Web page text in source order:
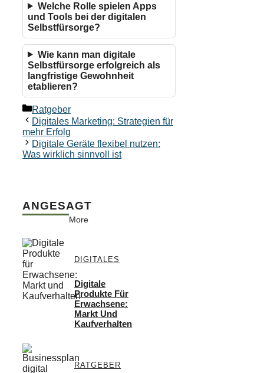
Welche Rolle spielen Apps
und Tools bei der digitalen
Selbstfürsorge?
Wie kann man digitale
Selbstfürsorge erfolgreich als
langfristige Gewohnheit
etablieren?
Kategorien
Ratgeber
Digitales Marketing: Strategien für
mehr Erfolg
Digitale Geräte flexibel nutzen:
Was wirklich sinnvoll ist
ANGESAGT
More
DIGITALES
Digitale
Produkte Für
Erwachsene:
Markt Und
Kaufverhalten
RATGEBER